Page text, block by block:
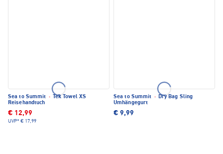
Sea to Summit ·
Tek Towel XS
Reisehandtuch
€ 12,99
UVP* € 17,99
Sea to Summit · Dry Bag Sling
Umhängegurt
€ 9,99